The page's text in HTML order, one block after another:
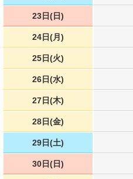
23日(日)
24日(月)
25日(火)
26日(水)
27日(木)
28日(金)
29日(土)
30日(日)